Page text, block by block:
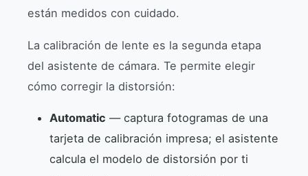
están medidos con cuidado.
La calibración de lente es la segunda etapa
del asistente de cámara. Te permite elegir
cómo corregir la distorsión:
Automatic — captura fotogramas de una
tarjeta de calibración impresa; el asistente
calcula el modelo de distorsión por ti